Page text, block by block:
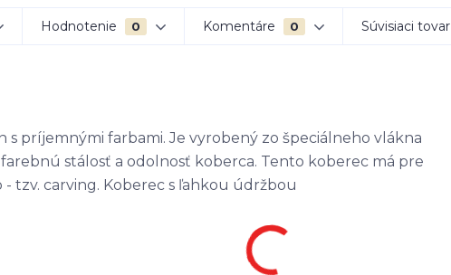
Hodnotenie 0 Komentáre 0 Súvisiaci tovar
príjemnými farbami. Je vyrobený zo špeciálneho vlákna
stálosť a odolnosť koberca. Tento koberec má pre
tzv. carving. Koberec s ľahkou údržbou